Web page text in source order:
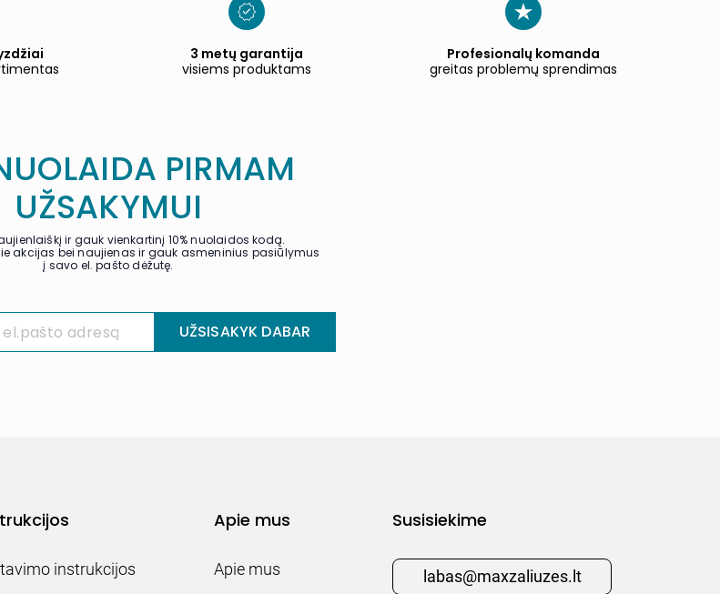
3 metų garantija
visiems produktams
Profesionalų komanda
greitas problemų sprendimas
PIRMAM
UŽSAKYMUI
ir gauk vienkartinį 10% nuolaidos kodą.
akcijas bei naujienas ir gauk asmeninius pasiūlymus
į savo el. pašto dėžutę.
UŽSISAKYK DABAR
instrukcijos
Apie mus
Apie mus
Susisiekime
labas@maxzaliuzes.lt